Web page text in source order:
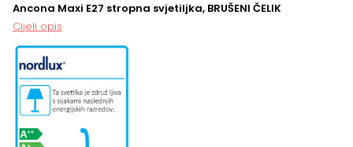
količina
Ancona Maxi E27 stropna svjetiljka, BRUŠENI ČELIK
Cijeli opis